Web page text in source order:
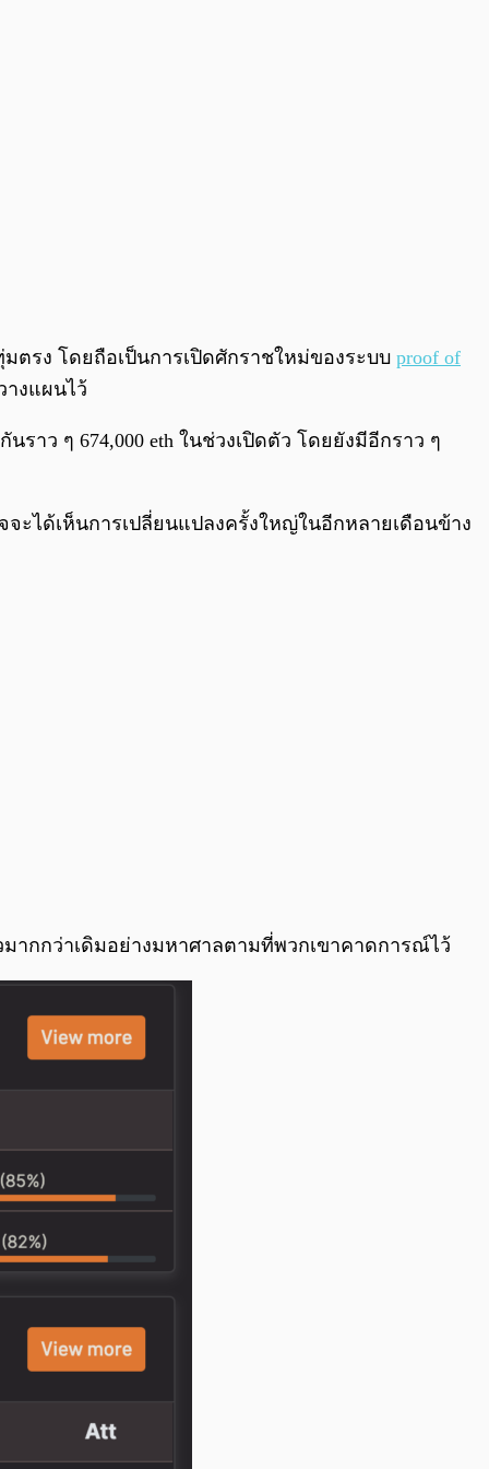
รง โดยถือเป็นการเปิดศักราชใหม่ของระบบ proof of
างแผนไว้
ราว ๆ 674,000 eth ในช่วงเปิดตัว โดยยังมีอีกราว ๆ
ะได้เห็นการเปลี่ยนแปลงครั้งใหญ่ในอีกหลายเดือนข้าง
ากกว่าเดิมอย่างมหาศาลตามที่พวกเขาคาดการณ์ไว้